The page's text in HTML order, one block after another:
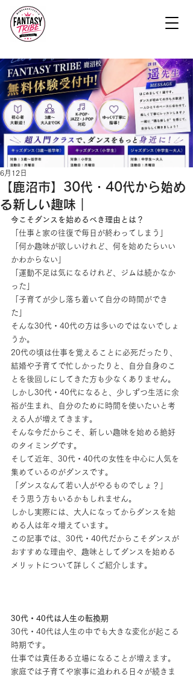
【鹿沼市】30代・40代から始め
る新しい趣味｜
6月12日
今こそダンスを始めるべき理由とは？
「仕事と家の往復で毎日が終わってしまう」
「何か趣味が欲しいけれど、何を始めたらいい
かわからない」
「運動不足は気になるけれど、ジムは続かなか
った」
「子育てが少し落ち着いて自分の時間ができ
た」
そんな30代・40代の方は多いのではないでしょ
うか。
20代の頃は仕事を覚えることに必死だったり、
結婚や子育てで忙しかったりと、自分自身のこ
とを後回しにしてきた方も少なくありません。
しかし30代・40代になると、少しずつ生活に余
裕が生まれ、自分のために時間を使いたいと考
える人が増えてきます。
そんな今だからこそ、新しい趣味を始める絶好
のタイミングです。
そして近年、30代・40代の女性を中心に人気を
集めているのがダンスです。
「ダンスなんて若い人がやるものでしょ？」
そう思う方もいるかもしれません。
しかし実際には、大人になってからダンスを始
める人は年々増えています。
この記事では、30代・40代だからこそダンスが
おすすめな理由や、趣味としてダンスを始める
メリットについて詳しくご紹介します。
30代・40代は人生の転換期
30代・40代は人生の中でも大きな変化が起こる
時期です。
仕事では責任ある立場になることが増えます。
家庭では子育てや家事に追われる日々が続きま